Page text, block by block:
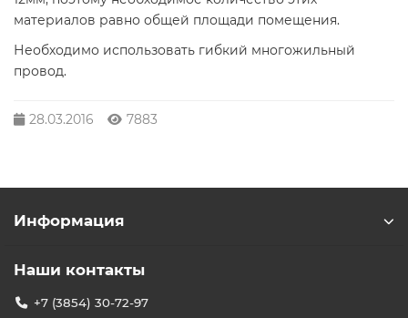
материалов равно общей площади помещения.
Необходимо использовать гибкий многожильный
провод.
28.03.2016 7883
Информация
Наши контакты
+7 (3854) 30-72-97